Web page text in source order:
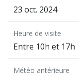
23 oct. 2024
Heure de visite
Entre 10h et 17h
Météo antérieure